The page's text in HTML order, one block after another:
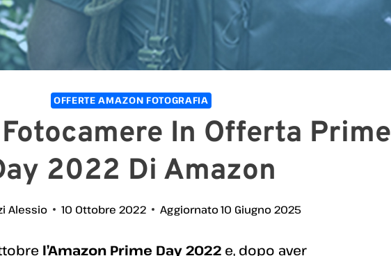
OFFERTE AMAZON FOTOGRAFIA
In Offerta Prime
2022 Di Amazon
Alessio 10 Ottobre 2022 Aggiornato10 Giugno 2025
l’Amazon Prime Day 2022 e, dopo aver